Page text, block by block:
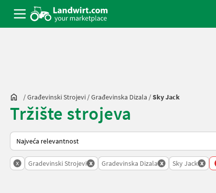
/Građevinski Strojevi /Građevinska Dizala /Sky Jack
Tržište strojeva
Tako se sortira na Landwirt.com
x Gradevinski Strojevi x Gradevinska Dizala x Sky Jack x